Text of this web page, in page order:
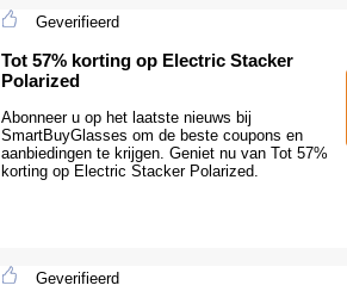
Geverifieerd
Tot 57% korting op Electric Stacker
Polarized
Abonneer u op het laatste nieuws bij
SmartBuyGlasses om de beste coupons en
aanbiedingen te krijgen. Geniet nu van Tot 57%
korting op Electric Stacker Polarized.
Geverifieerd